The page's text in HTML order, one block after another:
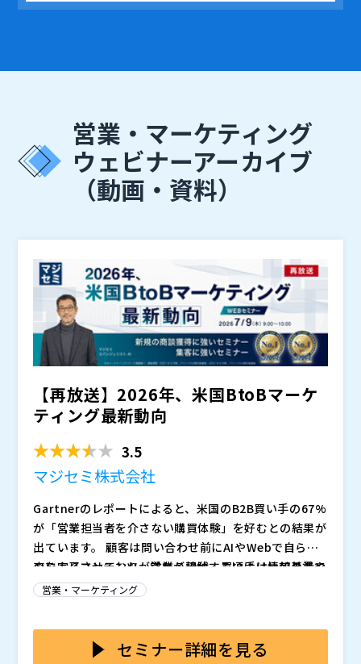
営業・マーケティング
ウェビナーアーカイブ
（動画・資料）
【再放送】2026年、米国BtoBマーケ
ティング最新動向
3.5
マジセミ株式会社
Gartnerのレポートによると、米国のB2B買い手の67%
が「営業担当者を介さない購買体験」を好むとの結果が
出ています。 顧客は問い合わせ前にAIやWebで自ら調
査を完了させており、営業が接触する頃には比較基準や
候補がすでに固まっていると言えます。 Forresterの予
は、営業と会う前の「空白の時間」にどう介入するかが
AIによりコンテンツが溢れる現代、買い手は情報の量で
はなく「自社にとっての価値の明確さ」を求めていま
です。 発見され、比較の中で選ばれ、深く納得しても
ーの重要性が再認識されています。 売り手の話したい
営業・マーケティング
セミナー詳細を見る